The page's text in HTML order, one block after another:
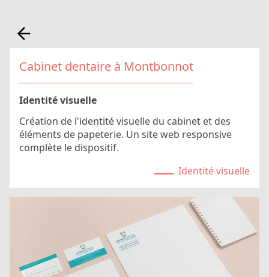
Cabinet dentaire à Montbonnot
Identité visuelle
Création de l'identité visuelle du cabinet et des
éléments de papeterie. Un site web responsive
complète le dispositif.
Identité visuelle